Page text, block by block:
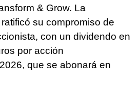
& Grow. La
su compromiso de
con un dividendo en
por acción
que se abonará en